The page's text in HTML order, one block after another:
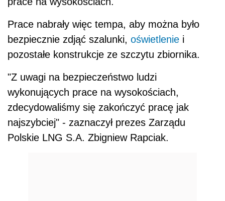
Prace nabrały więc tempa, aby można było
bezpiecznie zdjąć szalunki, oświetlenie i
pozostałe konstrukcje ze szczytu zbiornika.
"Z uwagi na bezpieczeństwo ludzi
wykonujących prace na wysokościach,
zdecydowaliśmy się zakończyć pracę jak
najszybciej" - zaznaczył prezes Zarządu
Polskie LNG S.A. Zbigniew Rapciak.